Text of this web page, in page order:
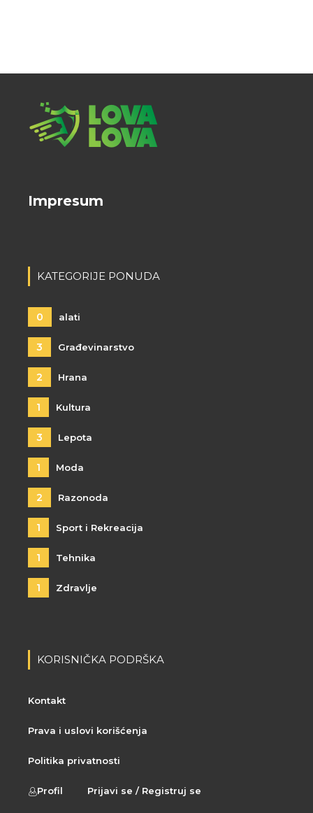
Impresum
KATEGORIJE PONUDA
0 alati
3 Građevinarstvo
2 Hrana
1 Kultura
3 Lepota
1 Moda
2 Razonoda
1 Sport i Rekreacija
1 Tehnika
1 Zdravlje
KORISNIČKA PODRŠKA
Kontakt
Prava i uslovi korišćenja
Politika privatnosti
Profil Prijavi se / Registruj se